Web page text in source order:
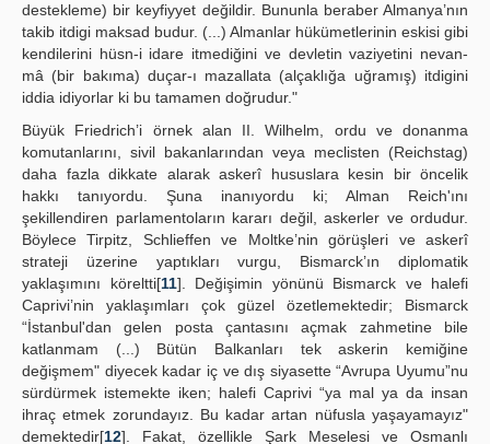
destekleme) bir keyfiyyet değildir. Bununla beraber Almanya’nın
takib itdigi maksad budur. (...) Almanlar hükümetlerinin eskisi gibi
kendilerini hüsn-i idare itmediğini ve devletin vaziyetini nevan-
mâ (bir bakıma) duçar-ı mazallata (alçaklığa uğramış) itdigini
iddia idiyorlar ki bu tamamen doğrudur."
Büyük Friedrich’i örnek alan II. Wilhelm, ordu ve donanma
komutanlarını, sivil bakanlarından veya meclisten (Reichstag)
daha fazla dikkate alarak askerî hususlara kesin bir öncelik
hakkı tanıyordu. Şuna inanıyordu ki; Alman Reich'ını
şekillendiren parlamentoların kararı değil, askerler ve ordudur.
Böylece Tirpitz, Schlieffen ve Moltke’nin görüşleri ve askerî
strateji üzerine yaptıkları vurgu, Bismarck’ın diplomatik
yaklaşımını köreltti[11]. Değişimin yönünü Bismarck ve halefi
Caprivi’nin yaklaşımları çok güzel özetlemektedir; Bismarck
“İstanbul'dan gelen posta çantasını açmak zahmetine bile
katlanmam (...) Bütün Balkanları tek askerin kemiğine
değişmem" diyecek kadar iç ve dış siyasette “Avrupa Uyumu”nu
sürdürmek istemekte iken; halefi Caprivi “ya mal ya da insan
ihraç etmek zorundayız. Bu kadar artan nüfusla yaşayamayız"
demektedir[12]. Fakat, özellikle Şark Meselesi ve Osmanlı